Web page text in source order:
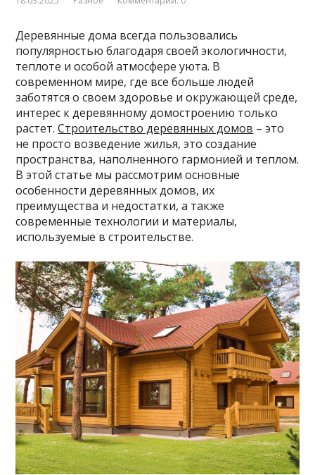
Деревянные дома всегда пользовались
популярностью благодаря своей экологичности,
теплоте и особой атмосфере уюта. В
современном мире, где все больше людей
заботятся о своем здоровье и окружающей среде,
интерес к деревянному домостроению только
растет.Строительство деревянных домов – это
не просто возведение жилья, это создание
пространства, наполненного гармонией и теплом.
В этой статье мы рассмотрим основные
особенности деревянных домов, их
преимущества и недостатки, а также
современные технологии и материалы,
используемые в строительстве.